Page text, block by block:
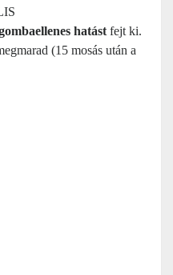
hatást fejt ki.
(15 mosás után a